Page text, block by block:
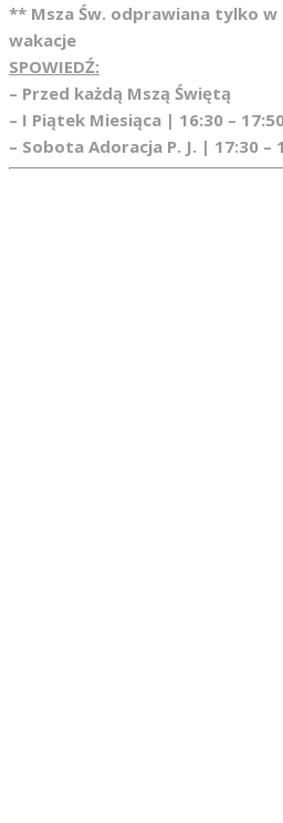
** Msza Św. odprawiana tylko w
wakacje
SPOWIEDŹ:
– Przed każdą Mszą Świętą
– I Piątek Miesiąca | 16:30 –
– Sobota Adoracja P. J. | 17:30 –